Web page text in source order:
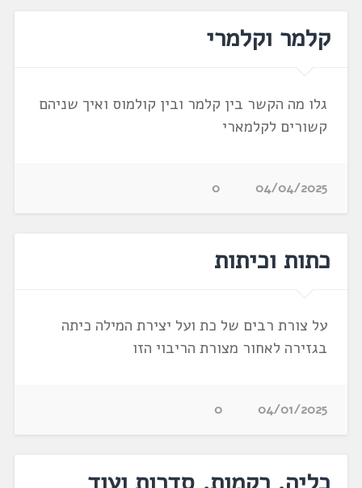
קלמר וקלמרי
גלו מה הקשר בין קלמר ובין קולמוס ואיך שניהם
קשורים לקלמארי
04/04/2025
0
כתות וכיתות
על צורת רבים של כת ועל יצירת המילה כיתה
בגזירה לאחור מצורת הריבוי הזו
04/01/2025
0